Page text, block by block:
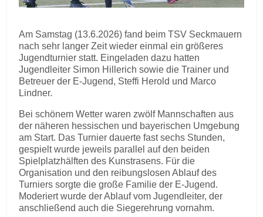
Am Samstag (13.6.2026) fand beim TSV Seckmauern
nach sehr langer Zeit wieder einmal ein größeres
Jugendturnier statt. Eingeladen dazu hatten
Jugendleiter Simon Hillerich sowie die Trainer und
Betreuer der E-Jugend, Steffi Herold und Marco
Lindner.
Bei schönem Wetter waren zwölf Mannschaften aus
der näheren hessischen und bayerischen Umgebung
am Start. Das Turnier dauerte fast sechs Stunden,
gespielt wurde jeweils parallel auf den beiden
Spielplatzhälften des Kunstrasens. Für die
Organisation und den reibungslosen Ablauf des
Turniers sorgte die große Familie der E-Jugend.
Moderiert wurde der Ablauf vom Jugendleiter, der
anschließend auch die Siegerehrung vornahm.